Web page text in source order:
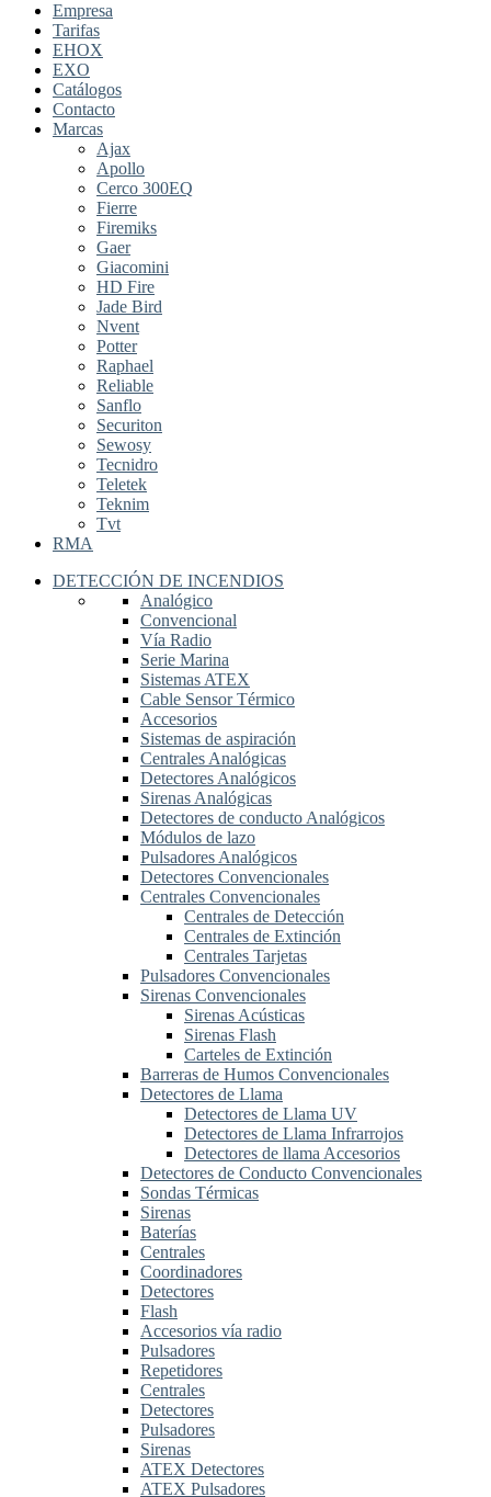
Empresa
Tarifas
EHOX
EXO
Catálogos
Contacto
Marcas
Ajax
Apollo
Cerco 300EQ
Fierre
Firemiks
Gaer
Giacomini
HD Fire
Jade Bird
Nvent
Potter
Raphael
Reliable
Sanflo
Securiton
Sewosy
Tecnidro
Teletek
Teknim
Tvt
RMA
DETECCIÓN DE INCENDIOS
Analógico
Convencional
Vía Radio
Serie Marina
Sistemas ATEX
Cable Sensor Térmico
Accesorios
Sistemas de aspiración
Centrales Analógicas
Detectores Analógicos
Sirenas Analógicas
Detectores de conducto Analógicos
Módulos de lazo
Pulsadores Analógicos
Detectores Convencionales
Centrales Convencionales
Centrales de Detección
Centrales de Extinción
Centrales Tarjetas
Pulsadores Convencionales
Sirenas Convencionales
Sirenas Acústicas
Sirenas Flash
Carteles de Extinción
Barreras de Humos Convencionales
Detectores de Llama
Detectores de Llama UV
Detectores de Llama Infrarrojos
Detectores de llama Accesorios
Detectores de Conducto Convencionales
Sondas Térmicas
Sirenas
Baterías
Centrales
Coordinadores
Detectores
Flash
Accesorios vía radio
Pulsadores
Repetidores
Centrales
Detectores
Pulsadores
Sirenas
ATEX Detectores
ATEX Pulsadores